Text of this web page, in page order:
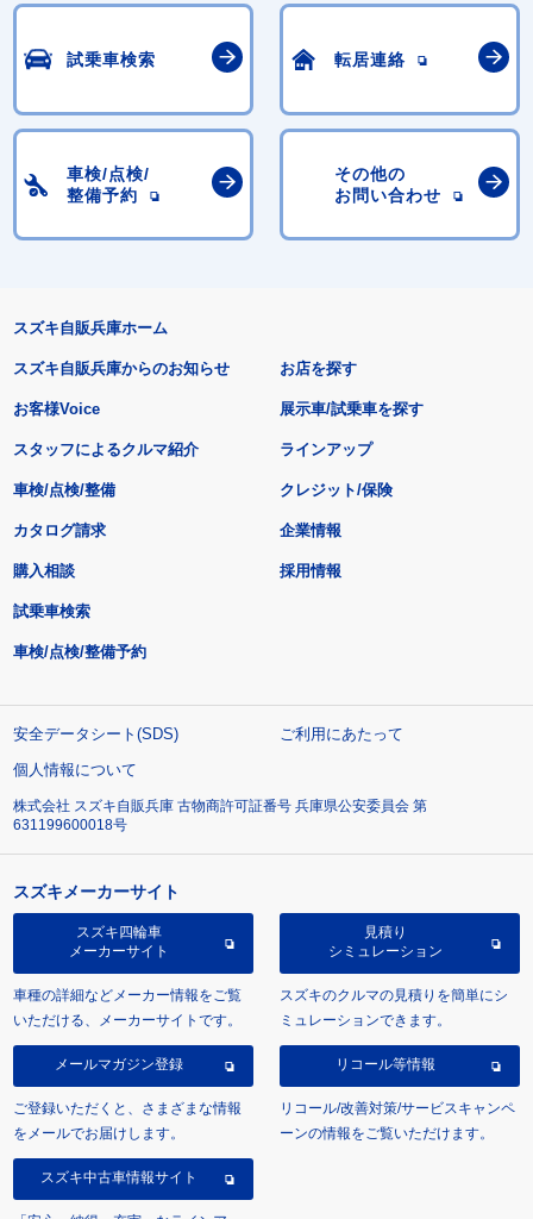
試乗車検索 転居連絡
車検/点検/
整備予約
その他の
お問い合わせ
スズキ自販兵庫ホーム
スズキ自販兵庫からのお知らせ
お客様Voice
スタッフによるクルマ紹介
お店を探す
展示車/試乗車を探す
ラインアップ
車検/点検/整備 クレジット/保険
カタログ請求
購入相談
試乗車検索
車検/点検/整備予約
企業情報
採用情報
安全データシート(SDS)
ご利用にあたって
個人情報について
株式会社 スズキ自販兵庫 古物商許可証番号 兵庫県公安委員会 第
631199600018号
スズキメーカーサイト
スズキ四輪車
メーカーサイト
車種の詳細などメーカー情報をご覧
いただける、メーカーサイトです。
見積り
シミュレーション
スズキのクルマの見積りを簡単にシ
ミュレーションできます。
メールマガジン登録
ご登録いただくと、さまざまな情報
をメールでお届けします。
リコール等情報
リコール/改善対策/サービスキャンペ
ーンの情報をご覧いただけます。
スズキ中古車情報サイト